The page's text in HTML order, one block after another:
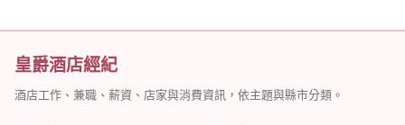
皇爵酒店經紀
酒店工作、兼職、薪資、店家與消費資訊，依主題與縣市分類。